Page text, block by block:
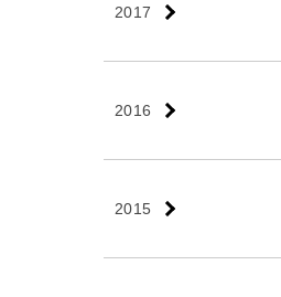
2017
2016
2015